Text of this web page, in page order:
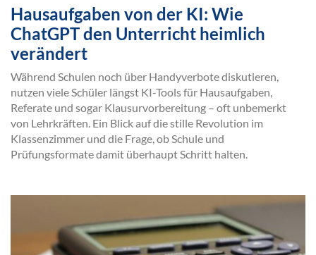
Hausaufgaben von der KI: Wie
ChatGPT den Unterricht heimlich
verändert
Während Schulen noch über Handyverbote diskutieren,
nutzen viele Schüler längst KI-Tools für Hausaufgaben,
Referate und sogar Klausurvorbereitung – oft unbemerkt
von Lehrkräften. Ein Blick auf die stille Revolution im
Klassenzimmer und die Frage, ob Schule und
Prüfungsformate damit überhaupt Schritt halten.